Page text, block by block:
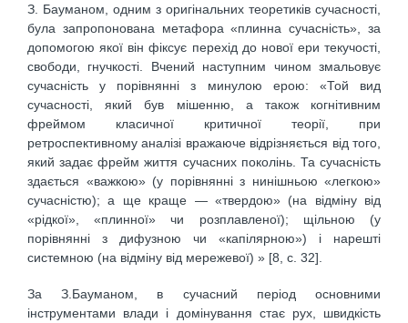
З. Бауманом, одним з оригінальних теоретиків сучасності,
була запропонована метафора «плинна сучасність», за
допо­могою якої він фіксує перехід до нової ери текучості,
свободи, гнучкості. Вчений наступним чином змальовує
сучасність у порівнянні з минулою ерою: «Той вид
сучасності, який був мішенню, а також когнітивним
фреймом класичної критичної теорії, при
ретроспективному аналізі вражаюче відрізняється від того,
який задає фрейм життя сучасних поколінь. Та сучасність
здається «важкою» (у порівнянні з нинішньою «легкою»
сучасністю); а ще краще — «твердою» (на відміну від
«рідкої», «плинної» чи розплавленої); щільною (у
порівнянні з дифузною чи «капілярною») і нарешті
системною (на відміну від мережевої) » [8, с. 32].
За З.Бауманом, в сучасний період основними
інструментами влади і домінування стає рух, швидкість